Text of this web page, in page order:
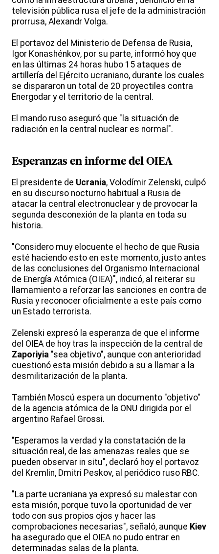
televisión pública rusa el jefe de la administración
prorrusa, Alexandr Volga.
El portavoz del Ministerio de Defensa de Rusia,
Igor Konashénkov, por su parte, informó hoy que
en las últimas 24 horas hubo 15 ataques de
artillería del Ejército ucraniano, durante los cuales
se dispararon un total de 20 proyectiles contra
Energodar y el territorio de la central.
El mando ruso aseguró que "la situación de
radiación en la central nuclear es normal".
Esperanzas en informe del OIEA
El presidente de Ucrania, Volodímir Zelenski, culpó
en su discurso nocturno habitual a Rusia de
atacar la central electronuclear y de provocar la
segunda desconexión de la planta en toda su
historia.
"Considero muy elocuente el hecho de que Rusia
esté haciendo esto en este momento, justo antes
de las conclusiones del Organismo Internacional
de Energía Atómica (OIEA)", indicó, al reiterar su
llamamiento a reforzar las sanciones en contra de
Rusia y reconocer oficialmente a este país como
un Estado terrorista.
Zelenski expresó la esperanza de que el informe
del OIEA de hoy tras la inspección de la central de
Zaporiyia "sea objetivo", aunque con anterioridad
cuestionó esta misión debido a su a llamar a la
desmilitarización de la planta.
También Moscú espera un documento "objetivo"
de la agencia atómica de la ONU dirigida por el
argentino Rafael Grossi.
"Esperamos la verdad y la constatación de la
situación real, de las amenazas reales que se
pueden observar in situ", declaró hoy el portavoz
del Kremlin, Dmitri Peskov, al periódico ruso RBC.
"La parte ucraniana ya expresó su malestar con
esta misión, porque tuvo la oportunidad de ver
todo con sus propios ojos y hacer las
comprobaciones necesarias", señaló, aunque Kiev
ha asegurado que el OIEA no pudo entrar en
determinadas salas de la planta.